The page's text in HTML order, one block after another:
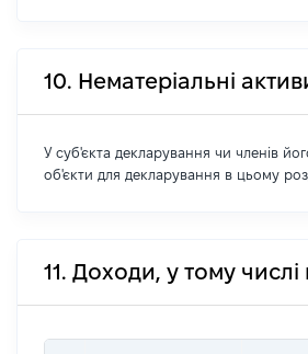
10. Нематеріальні
У суб'єкта декларування чи членів його
об'єкти для декларування в цьому
11. Доходи, у тому